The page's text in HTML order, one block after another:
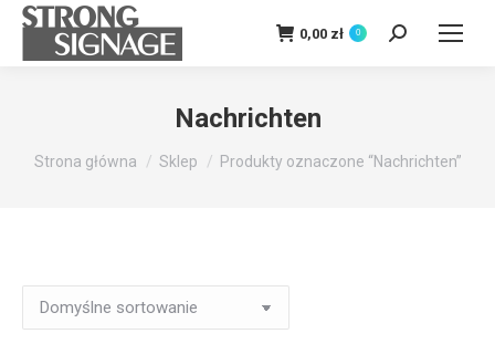
0,00 zł 0 Szukaj:
Nachrichten
Jesteś tutaj:
Strona główna Sklep Produkty oznaczone “Nachrichten”